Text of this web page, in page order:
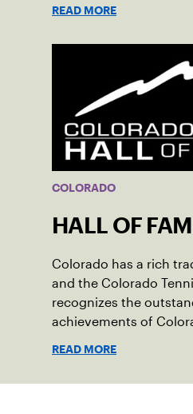
READ MORE
COLORADO
HALL OF
Colorado has a rich
and the Colorado
recognizes the
achievements of
READ MORE